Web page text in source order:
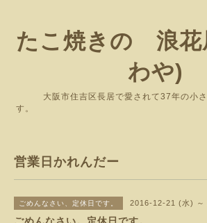
たこ焼きの 浪花
わや)
大阪市住吉区長居で愛されて37年の小さ
す
営業日かれんだー
ごめんなさい、定休日です。 2016-12-21 (水)